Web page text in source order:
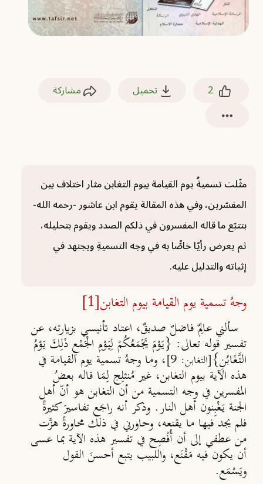
2 تحميل مشاركة
مثّلت تسميةُ يوم القيامة بيوم التغابن مثار اختلاف بين
المفسّرين، وفي هذه المقالة يقوم ابن عاشور -رحمه الله-
بتتبّع ما قاله المفسرون في ذلكم الصدد ويقوم بتحليله،
ثم يعرض رأيًا خاصًّا به في وجه التسميةِ ويجتهد في
إثباته والتدليل عليه.
وجهُ تسمية يوم القيامة بيوم التغابن[1]
سألني عالِمٌ فاضلٌ صديقٌ، اعتاد تأنيسي بزيارته، عن
تفسير قوله تعالى: {يَوْمَ يَجْمَعُكُمْ لِيَوْمِ الْجَمْعِ ذَلِكَ يَوْمُ
التَّغَابُنِ}[التغابن: 9] ، وما وجهُ تسمية يوم القيامة في
هذه الآية بيوم التغابن، غير مُنثلِج لِمَا قاله بعضُ
المفسرين في وجه التسمية من أن التغابن هو أنّ أهل
الجنة يَغْبِنون أهل النار. وذكر أنه راجَع تفاسيرَ كثيرةً
فلم يجد فيها ما يقنعه، وحاورني في ذلك محاورةً هزَّت
من عطفي إلى أن أُفْصِح في تفسير هذه الآية بما عسى
أن يكون فيه مَقْنَع، واللبيب يتبع أحسنَ القول
ويَسْمَع.